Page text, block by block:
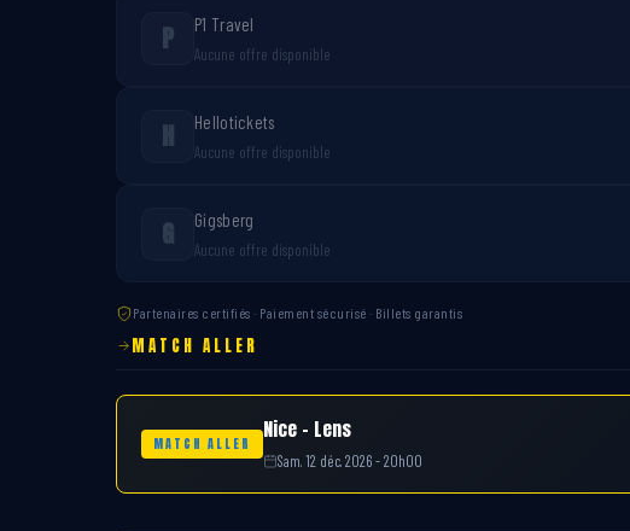
P P1 Travel
Aucune offre disponible
H Hellotickets
Aucune offre disponible
G Gigsberg
Aucune offre disponible
Partenaires certifiés · Paiement sécurisé · Billets garantis
MATCH ALLER
MATCH ALLER
Nice – Lens
Sam. 12 déc. 2026 - 20h00